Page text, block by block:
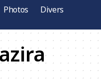
Photos
Divers